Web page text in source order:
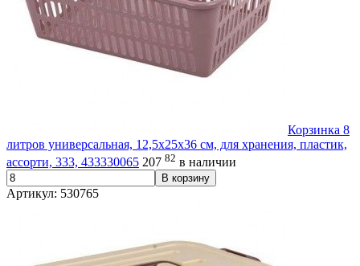
Корзинка 8
литров универсальная, 12,5х25х36 см, для хранения, пластик,
ассорти, 333, 433330065 207 82 в наличии
В корзину
Артикул: 530765